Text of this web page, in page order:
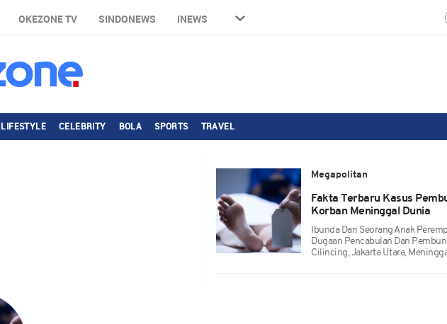
OKEZONE TV SINDONEWS INEWS
LIFESTYLE CELEBRITY BOLA SPORTS TRAVEL
Megapolitan
Fakta Terbaru Kasus
Korban Meninggal Dunia
Ibunda Dari Seorang Anak
Dugaan Pencabulan Dan
Cilincing, Jakarta Utara,